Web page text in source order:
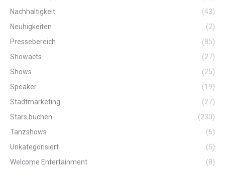
Nachhaltigkeit
(43)
Neuhigkeiten
(2)
Pressebereich
(85)
Showacts
(27)
Shows
(25)
Speaker
(19)
Stadtmarketing
(27)
Stars buchen
(230)
Tanzshows
(6)
Unkategorisiert
(5)
Welcome Entertainment
(8)